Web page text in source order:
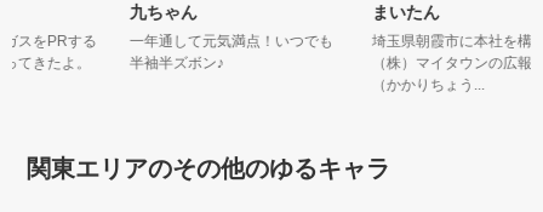
ガスをPRする
ってきたよ。
九ちゃん
一年通して元気満点！いつでも
半袖半ズボン♪
まいたん
埼玉県朝霞市に本社を
（株）マイタウンの広
（かかりちょう...
関東エリアのその他のゆるキャラ